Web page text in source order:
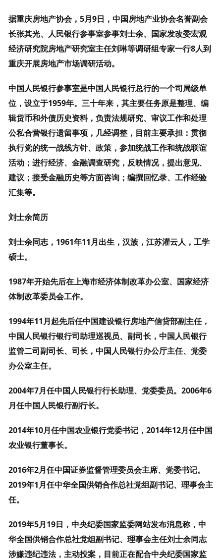
据重庆房地产协会，5月9日，中国房地产业协会名誉副会
长张其光、人民银行参事室参事刘士余、国家发改委宏观
经济研究院房地产研究室主任刘琳等调研组专家一行8人到
重庆开展房地产市场调研活动。
中国人民银行参事室是中国人民银行总行的一个司局级单
位，设立于1959年。三十年来，其主要任务原是整理、编
辑货币和外债历史资料，负责法规研究、审议工作和处理
公私合营银行遗留事项，几经调整，目前主要承担：贯彻
执行党的统一战线方针、政策，参加统战工作和统战联谊
活动；进行经济、金融调查研究，反映情况，提出意见、
建议；接受金融历史等方面咨询；编撰回忆录、工作经验
汇集等。
刘士余简历
刘士余同志，1961年11月出生，汉族，江苏灌云人，工学
硕士。
1987年开始先后在上海市经济体制改革办公室、国家经济
体制改革委员会工作。
1994年11月起先后任中国建设银行房地产信贷部副主任，
中国人民银行银行司助理巡视员、副司长，中国人民银行
监管二司副司长、司长，中国人民银行办公厅主任、党委
办公室主任。
2004年7月任中国人民银行行长助理、党委委员。2006年6
月任中国人民银行副行长。
2014年10月任中国农业银行党委书记，2014年12月任中国
农业银行董事长。
2016年2月任中国证券监督管理委员会主席、党委书记。
2019年1月任中华全国供销合作总社党组副书记、理事会主
任。
2019年5月19日，中央纪委国家监委网站发布消息称，中
华全国供销合作总社党组副书记、理事会主任刘士余同志
涉嫌违纪违法，主动投案，目前正在配合中央纪委国家监